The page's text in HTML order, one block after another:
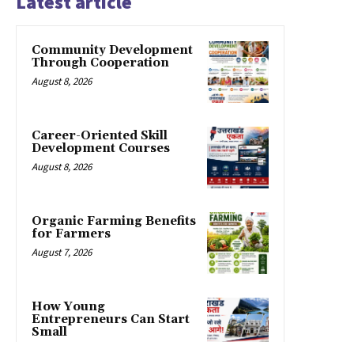
Community Development
Through Cooperation
August 8, 2026
Career-Oriented Skill
Development Courses
August 8, 2026
Organic Farming Benefits
for Farmers
August 7, 2026
How Young
Entrepreneurs Can Start
Small